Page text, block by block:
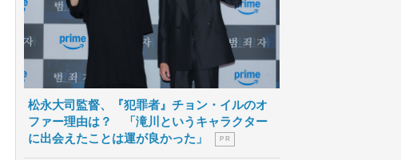
松永大司監督、『犯罪者』チョン・イルのオ
ファー理由は？ 「滝川というキャラクター
に出会えたことは運が良かった」
P R